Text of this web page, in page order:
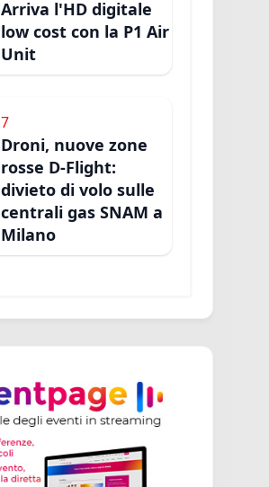
Arriva l'HD digitale
low cost con la P1 Air
Unit
7
Droni, nuove zone
rosse D-Flight:
divieto di volo sulle
centrali gas SNAM a
Milano